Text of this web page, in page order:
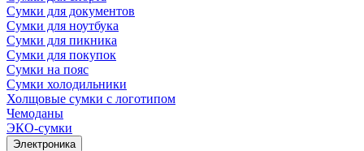
Сумки для документов
Сумки для ноутбука
Сумки для пикника
Сумки для покупок
Сумки на пояс
Сумки холодильники
Холщовые сумки с логотипом
Чемоданы
ЭКО-сумки
Электроника